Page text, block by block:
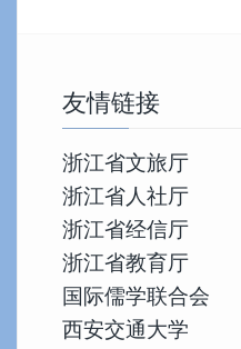
友情链接
浙江省文旅厅
浙江省人社厅
浙江省经信厅
浙江省教育厅
国际儒学联合会
西安交通大学